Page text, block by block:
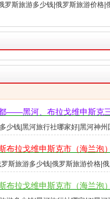
罗斯旅游多少钱|俄罗斯旅游价格
——黑河、布拉戈维申斯克
少钱|黑河旅行社哪家好|黑河神
布拉戈维申斯克市（海兰泡
斯旅游多少钱|俄罗斯旅游价格|
布拉戈维申斯克市（海兰泡